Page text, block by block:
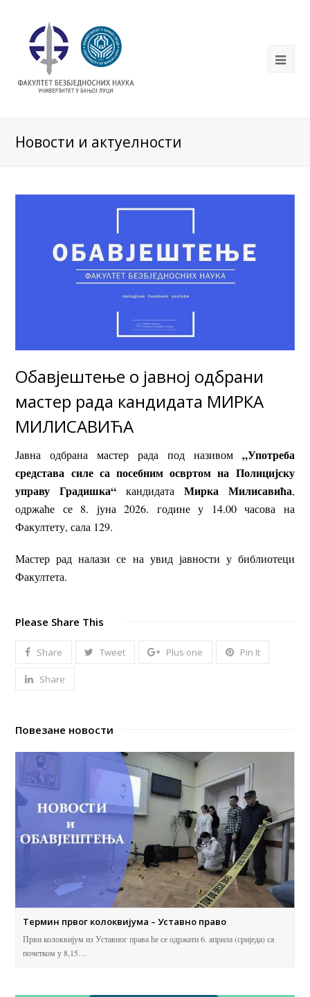
Новости и актуелности
Обавјештење о јавној одбрани
мастер рада кандидата МИРКА
МИЛИСАВИЋА
Јавна одбрана мастер рада под називом „Употреба
средстава силе са посебним освртом на Полицијску
управу Градишка“ кандидата Мирка Милисавића,
одржаће се 8. јуна 2026. године у 14.00 часова на
Факултету, сала 129.
Мастер рад налази се на увид јавности у библиотеци
Факултета.
Please Share This
Share Tweet Plus one Pin It
Share
Повезане новости
Термин првог колоквијума – Уставно право
Први колоквијум из Уставног права ће се одржати 6. априла (сриједа) са
почетком у 8,15…